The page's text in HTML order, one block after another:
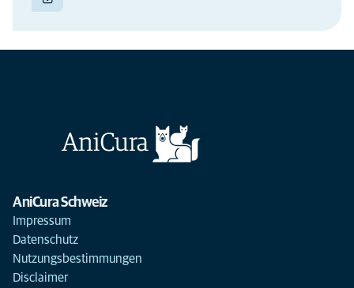
AniCura Schweiz
Impressum
Datenschutz
Nutzungsbestimmungen
Disclaimer